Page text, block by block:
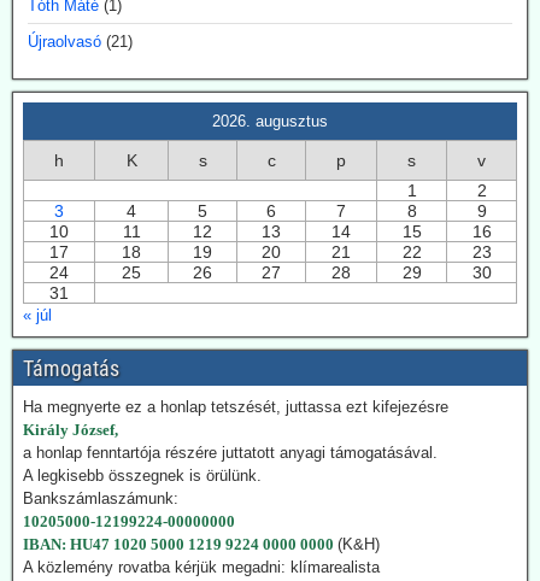
felhőképződés kutatásával. Eredményei nem támogatták minden
esetben az IPCC direktívákat.
2026.07.28. EIKE: Az USA és Németország
fokozza a geotermiában rejlő lehetőségek
kiaknázását
Az USA képviselőháza törvény fogadott el a geotermikus energia
kiaknázásának felgyorsítására. Németországban 2024-ben
összesen 29 TWh energiát nyertek a föld mélyéből. Németország is
hatósági úton kívánja a kiaknázást felgyorsítani.
2026.07.22. Climatechangedispatch: Japán
visszakozik klímavédelmi vállalásaitól
Japán – szomszédjához, Dél-Koreához hasonlóan – újra üzembe
helyezi azokat a szénerőműveket, amelyeket nemrég még egy
szennyezőbb korszak maradványainak bélyegeztek. Az energiaügyi
hatóságok „rendkívüli ellátási bizonytalansággal” indokolták annak a
tüzelőanyagnak a használatát, amelynek felszámolását korábban
megígérték.
Hogy kedvezzen a nemzetközi klímalobbinak, Japán 2050-ig
vállalta a teljes klímasemlegességet. De ahogy a realitás
bekopogtatott, azonnal ejtették a magas ívű terveket.
A japán Gazdasági, Kereskedelmi és Ipari Minisztérium (METI)
képviselői kijelentették, hogy a széntermelés bővítése azonnali
Tóth Máté (1)
Újraolvasó (21)
2026. augusztus
h K s c p s
v
1
2
3
4 5 6 7 8
9
10
11 12 13 14 15
16
17
18 19 20 21 22
23
24
25 26 27 28 29
30
31
« júl
Támogatás
Ha megnyerte ez a honlap tetszését, juttassa ezt kifejezésre
Király József,
a honlap fenntartója részére juttatott anyagi támogatásával.
A legkisebb összegnek is örülünk.
Bankszámlaszámunk:
10205000-12199224-00000000
IBAN: HU47 1020 5000 1219 9224 0000 0000 (K&H)
A közlemény rovatba kérjük megadni: klímarealista